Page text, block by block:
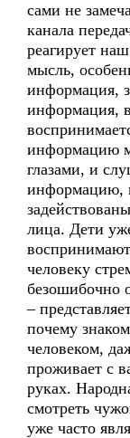
сами не
канала
реагирует
мысль,
информация,
информация,
информацию
глазами, и
информацию,
лица. Дети
человеку
безошибочно
–
почему
человеком,
проживает с
руках.
смотреть
уже часто